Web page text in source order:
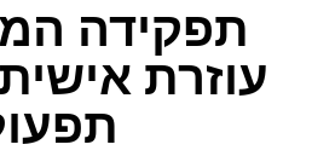
תפקידה
עוזרת